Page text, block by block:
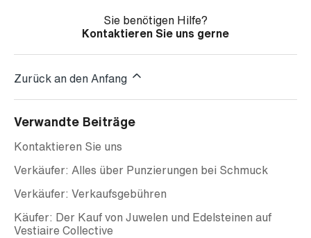
Sie benötigen Hilfe?
Kontaktieren Sie uns gerne
Zurück an den Anfang
Verwandte Beiträge
Kontaktieren Sie uns
Verkäufer: Alles über Punzierungen bei Schmuck
Verkäufer: Verkaufsgebühren
Käufer: Der Kauf von Juwelen und Edelsteinen auf
Vestiaire Collective